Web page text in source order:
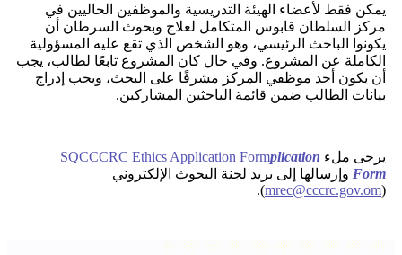
يمكن فقط لأعضاء الهيئة التدريسية والموظفين الحاليين في
مركز السلطان قابوس المتكامل لعلاج وبحوث السرطان أن
يكونوا الباحث الرئيسي، وهو الشخص الذي تقع عليه المسؤولية
الكاملة عن المشروع. وفي حال كان المشروع تابعًا لطالب، يجب
أن يكون أحد موظفي المركز مشرفًا على البحث، ويجب إدراج
بيانات الطالب ضمن قائمة الباحثين المشاركين.
يرجى ملء SQCCCRC Ethics Application Formplication
Form وإرسالها إلى بريد لجنة البحوث الإلكتروني
(
mrec@cccrc.gov.om
).